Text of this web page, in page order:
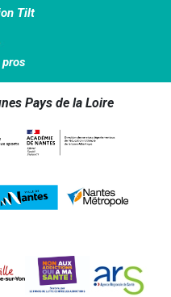
Tilt
Pays de la Loire